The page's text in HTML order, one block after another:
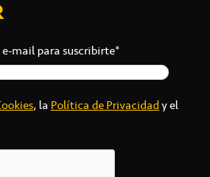
mail para suscribirte*
, laPolítica de Privacidady el